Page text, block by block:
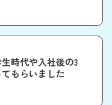
生時代や入社後の3
もらいました